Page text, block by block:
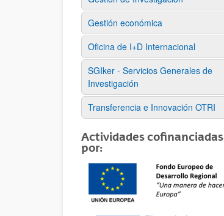
Gestión económica
Oficina de I+D Internacional
SGIker - Servicios Generales de
Investigación
Transferencia e Innovación OTRI
Actividades cofinanciadas
por: